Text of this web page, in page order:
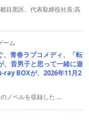
目黒区、代表取締役社長:高
ーム
、青春ラブコメディ、「転
、昔男子と思って一緒に遊
ray BOXが、2026年11月2
ノベルを収録した ...